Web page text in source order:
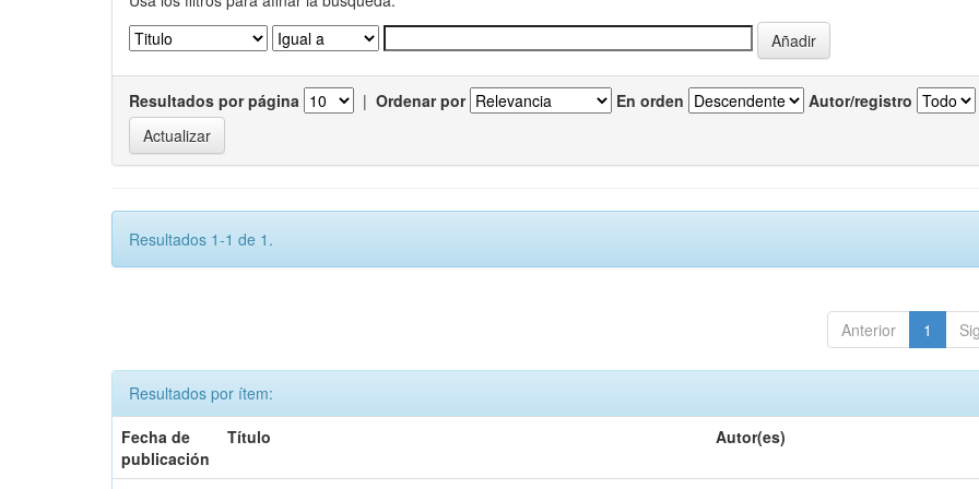
Resultados por página | Ordenar por En orden Autor/registro
Resultados 1-1 de 1.
Anterior 1
Resultados por ítem:
Fecha de
publicación
Título Autor(es)